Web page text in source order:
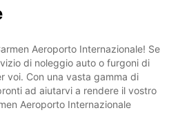
Aeroporto Internazionale! Se
di noleggio auto o furgoni di
voi. Con una vasta gamma di
ad aiutarvi a rendere il vostro
Aeroporto Internazionale